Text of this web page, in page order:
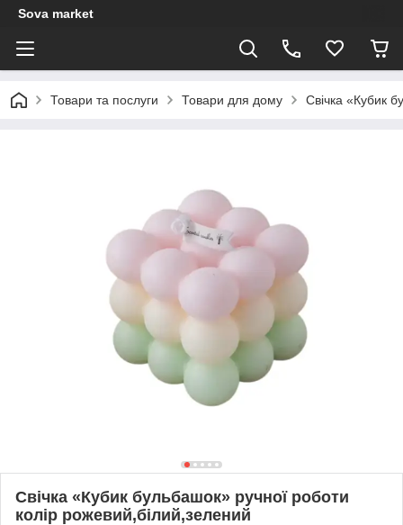
Sova market
Товари та послуги Товари для дому Свічка «Кубик
Свічка «Кубик бульбашок» ручної роботи
колір рожевий,білий,зелений